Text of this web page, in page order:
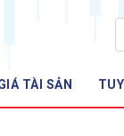
TÀI SẢN
NHNN